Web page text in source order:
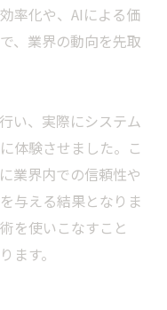
率化や、AIによる価
、業界の動向を先取
い、実際にシステム
体験させました。こ
業界内での信頼性や
与える結果となりま
を使いこなすこと
ます。